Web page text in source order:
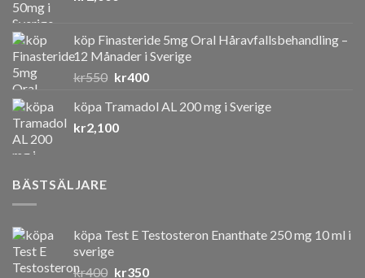
köp Finasteride 5mg Oral Håravfallsbehandling –
12 Månader i Sverige
kr550 Det
priset
var:
kr400Det
priset
köpa Tramadol AL 200 mg i Sverige
kr2,100
BÄSTSÄLJARE
köpa Test E Testosteron Enanthate 250 mg 10 ml i
sverige
kr400 Det
kr350Det